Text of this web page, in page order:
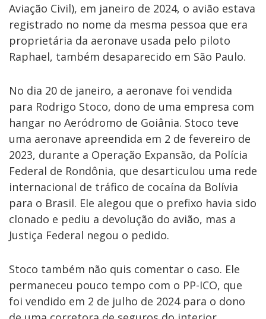
Aviação Civil), em janeiro de 2024, o avião estava
registrado no nome da mesma pessoa que era
proprietária da aeronave usada pelo piloto
Raphael, também desaparecido em São Paulo.
No dia 20 de janeiro, a aeronave foi vendida
para Rodrigo Stoco, dono de uma empresa com
hangar no Aeródromo de Goiânia. Stoco teve
uma aeronave apreendida em 2 de fevereiro de
2023, durante a Operação Expansão, da Polícia
Federal de Rondônia, que desarticulou uma rede
internacional de tráfico de cocaína da Bolívia
para o Brasil. Ele alegou que o prefixo havia sido
clonado e pediu a devolução do avião, mas a
Justiça Federal negou o pedido.
Stoco também não quis comentar o caso. Ele
permaneceu pouco tempo com o PP-ICO, que
foi vendido em 2 de julho de 2024 para o dono